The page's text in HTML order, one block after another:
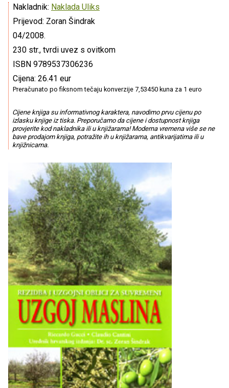
Nakladnik: Naklada Uliks
Prijevod: Zoran Šindrak
04/2008.
230 str., tvrdi uvez s ovitkom
ISBN 9789537306236
Cijena: 26.41 eur
Preračunato po fiksnom tečaju konverzije 7,53450 kuna za 1 euro
Cijene knjiga su informativnog karaktera, navodimo prvu cijenu po
izlasku knjige iz tiska. Preporučamo da cijene i dostupnost knjiga
provjerite kod nakladnika ili u knjižarama! Moderna vremena više se ne
bave prodajom knjiga, potražite ih u knjižarama, antikvarijatima ili u
knjižnicama.